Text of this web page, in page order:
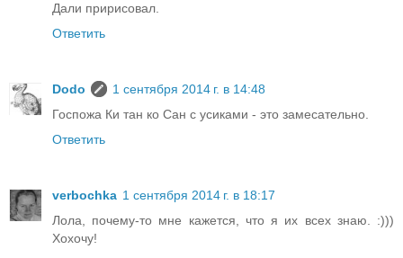
Дали пририсовал.
Ответить
Dodo
1 сентября 2014 г. в 14:48
Госпожа Ки тан ко Сан с усиками - это замесательно.
Ответить
verbochka 1 сентября 2014 г. в 18:17
Лола, почему-то мне кажется, что я их всех знаю. :)))
Хохочу!